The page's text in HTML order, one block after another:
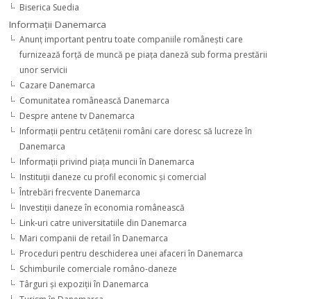
Biserica Suedia
Informaţii Danemarca
Anunţ important pentru toate companiile româneşti care
furnizează forţă de muncă pe piaţa daneză sub forma prestării
unor servicii
Cazare Danemarca
Comunitatea românească Danemarca
Despre antene tv Danemarca
Informaţii pentru cetăţenii români care doresc să lucreze în
Danemarca
Informaţii privind piaţa muncii în Danemarca
Instituţii daneze cu profil economic şi comercial
Întrebări frecvente Danemarca
Investiţii daneze în economia românească
Link-uri catre universitatiile din Danemarca
Mari companii de retail în Danemarca
Proceduri pentru deschiderea unei afaceri în Danemarca
Schimburile comerciale româno-daneze
Târguri şi expoziţii în Danemarca